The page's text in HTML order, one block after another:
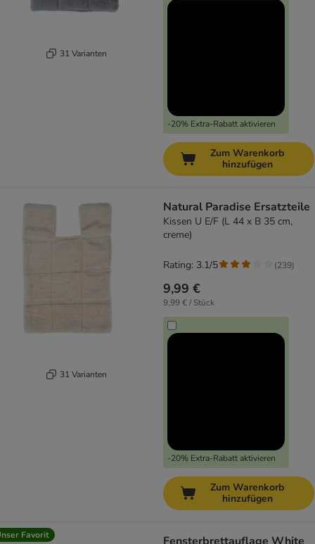
31 Varianten
-20% Extra-Rabatt aktivieren
Zum Warenkorb
hinzufügen
31 Varianten
Natural Paradise Ersatzteile
Kissen U E/F (L 44 x B 35 cm,
creme)
9,99 €
9,99 € / Stück
-20% Extra-Rabatt aktivieren
Rating: 3.1/5 (239)
Zum Warenkorb
hinzufügen
Favorit